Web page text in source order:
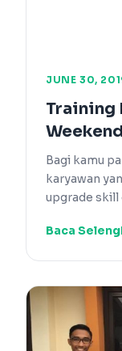
JUNE 30,
Training
Weekend
Bagi kamu
karyawan
upgrade skill
Baca